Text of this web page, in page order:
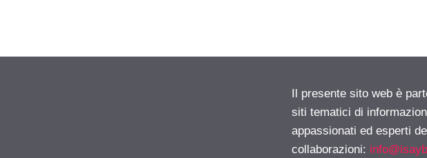
Il presente sito web è
siti tematici di
appassionati ed esperti
collaborazioni: